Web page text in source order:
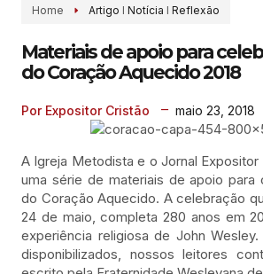
Home Artigo I Notícia I Reflexão
Materiais de apoio para
do Coração Aquecido 2018
Por Expositor Cristão maio 23, 2018
A Igreja Metodista e o Jornal Expositor
uma série de materiais de apoio para
do Coração Aquecido. A celebração
24 de maio, completa 280 anos em
experiência religiosa de John
disponibilizados, nossos leitores